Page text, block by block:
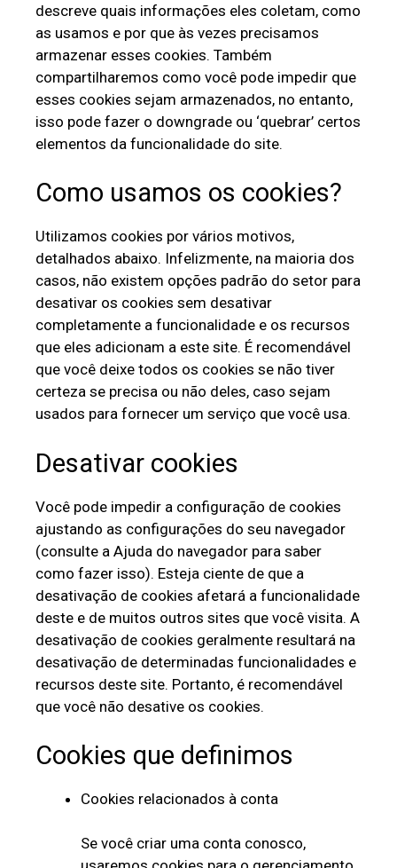
descreve quais informações eles coletam, como
as usamos e por que às vezes precisamos
armazenar esses cookies. Também
compartilharemos como você pode impedir que
esses cookies sejam armazenados, no entanto,
isso pode fazer o downgrade ou ‘quebrar’ certos
elementos da funcionalidade do site.
Como usamos os cookies?
Utilizamos cookies por vários motivos,
detalhados abaixo. Infelizmente, na maioria dos
casos, não existem opções padrão do setor para
desativar os cookies sem desativar
completamente a funcionalidade e os recursos
que eles adicionam a este site. É recomendável
que você deixe todos os cookies se não tiver
certeza se precisa ou não deles, caso sejam
usados ​​para fornecer um serviço que você usa.
Desativar cookies
Você pode impedir a configuração de cookies
ajustando as configurações do seu navegador
(consulte a Ajuda do navegador para saber
como fazer isso). Esteja ciente de que a
desativação de cookies afetará a funcionalidade
deste e de muitos outros sites que você visita. A
desativação de cookies geralmente resultará na
desativação de determinadas funcionalidades e
recursos deste site. Portanto, é recomendável
que você não desative os cookies.
Cookies que definimos
Cookies relacionados à conta
Se você criar uma conta conosco,